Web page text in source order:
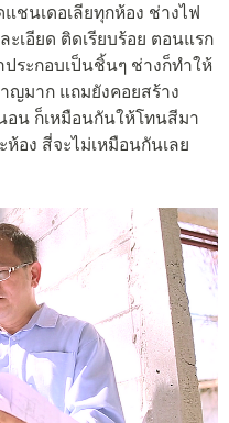
ชนเดอเลียทุกห้อง ช่างไฟ
เอียด ติดเรียบร้อย ตอนแรก
ประกอบเป็นชิ้นๆ ช่างก็ทำให้
มาก แถมยังคอยสร้าง
อน ก็เหมือนกันให้โทนสีมา
ห้อง สี่จะไม่เหมือนกันเลย